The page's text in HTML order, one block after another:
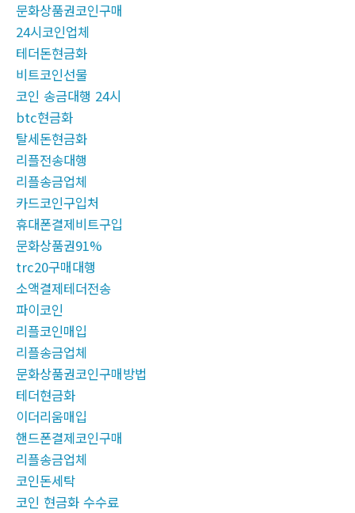
문화상품권코인구매
24시코인업체
테더돈현금화
비트코인선물
코인 송금대행 24시
btc현금화
탈세돈현금화
리플전송대행
리플송금업체
카드코인구입처
휴대폰결제비트구입
문화상품권91%
trc20구매대행
소액결제테더전송
파이코인
리플코인매입
리플송금업체
문화상품권코인구매방법
테더현금화
이더리움매입
핸드폰결제코인구매
리플송금업체
코인돈세탁
코인 현금화 수수료